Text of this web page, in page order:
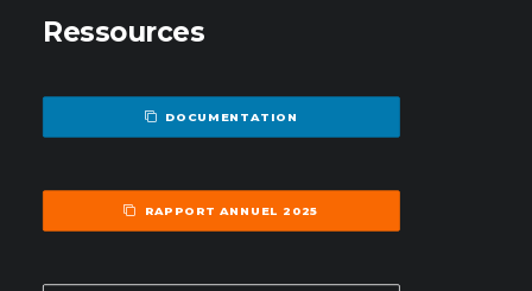
Ressources
DOCUMENTATION
RAPPORT ANNUEL 2025